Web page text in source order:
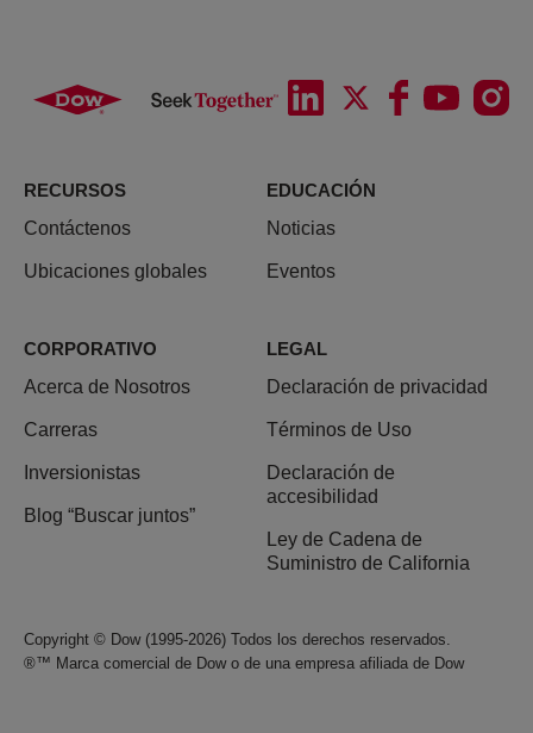
RECURSOS
Contáctenos
Ubicaciones globales
EDUCACIÓN
Noticias
Eventos
CORPORATIVO
Acerca de Nosotros
Carreras
Inversionistas
Blog “Buscar juntos”
LEGAL
Declaración de privacidad
Términos de Uso
Declaración de
accesibilidad
Ley de Cadena de
Suministro de California
Copyright © Dow (1995-2026) Todos los derechos reservados.
®™ Marca comercial de Dow o de una empresa afiliada de Dow